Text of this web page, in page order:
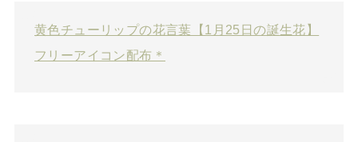
黄色チューリップの花言葉【1月25日の誕生花】
フリーアイコン配布＊